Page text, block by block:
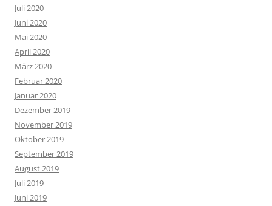
Juli 2020
Juni 2020
Mai 2020
April 2020
März 2020
Februar 2020
Januar 2020
Dezember 2019
November 2019
Oktober 2019
September 2019
August 2019
Juli 2019
Juni 2019